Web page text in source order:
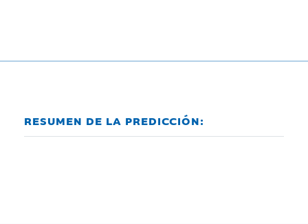
RESUMEN DE LA PREDICCIÓN: